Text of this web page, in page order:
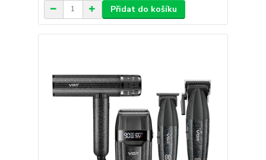
Přidat do košíku